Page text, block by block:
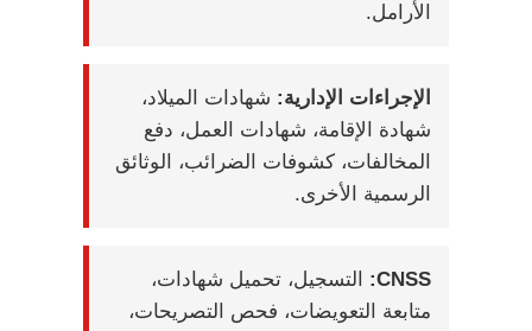
الأرامل.
الإجراءات الإدارية: شهادات الميلاد،
شهادة الإقامة، شهادات العمل، دفع
المخالفات، كشوفات الضرائب، الوثائق
الرسمية الأخرى.
CNSS:
التسجيل، تحميل شهادات،
متابعة التعويضات، فحص التصريحات،